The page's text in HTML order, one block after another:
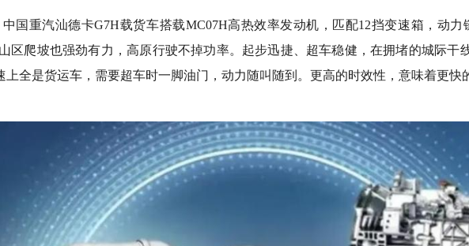
国重汽汕德卡G7H载货车搭载MC07H高热效率发动机，匹配12挡变速箱，动力
山区爬坡也强劲有力，高原行驶不掉功率。起步迅捷、超车稳健，在拥堵的城际干
上全是货运车，需要超车时一脚油门，动力随叫随到。更高的时效性，意味着更快